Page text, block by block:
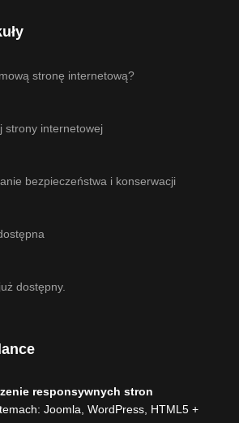
stronę internetową?
strony internetowej
bezpieczeństwa i konserwacji
dostępny.
responsywnych stron
Joomla, WordPress, HTML5 +